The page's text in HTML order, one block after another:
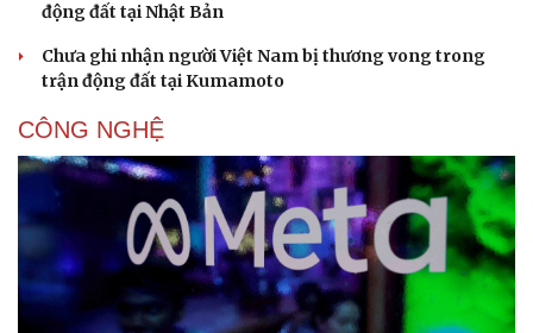
động đất tại Nhật Bản
Chưa ghi nhận người Việt Nam bị thương vong trong
trận động đất tại Kumamoto
CÔNG NGHỆ